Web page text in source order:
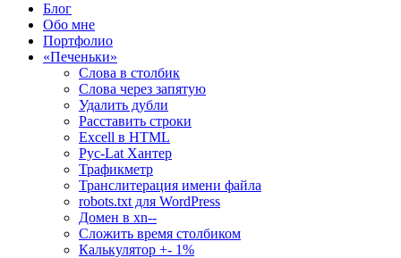
Блог
Обо мне
Портфолио
«Печеньки»
Слова в столбик
Слова через запятую
Удалить дубли
Расставить строки
Excell в HTML
Рус-Lat Хантер
Трафикметр
Транслитерация имени файла
robots.txt для WordPress
Домен в xn--
Сложить время столбиком
Калькулятор +- 1%